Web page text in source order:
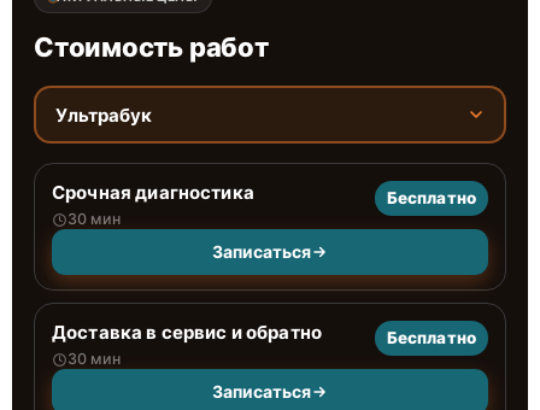
Стоимость работ
Ультрабук
Срочная диагностика
30 мин
Бесплатно
Записаться
Доставка в сервис и обратно
30 мин
Бесплатно
Записаться